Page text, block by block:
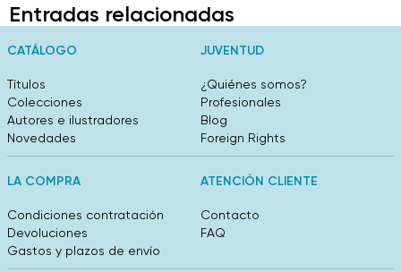
Entradas relacionadas
CATÁLOGO
Títulos
Colecciones
Autores e ilustradores
Novedades
JUVENTUD
¿Quiénes somos?
Profesionales
Blog
Foreign Rights
LA COMPRA
Condiciones contratación
Devoluciones
Gastos y plazos de envío
ATENCIÓN CLIENTE
Contacto
FAQ